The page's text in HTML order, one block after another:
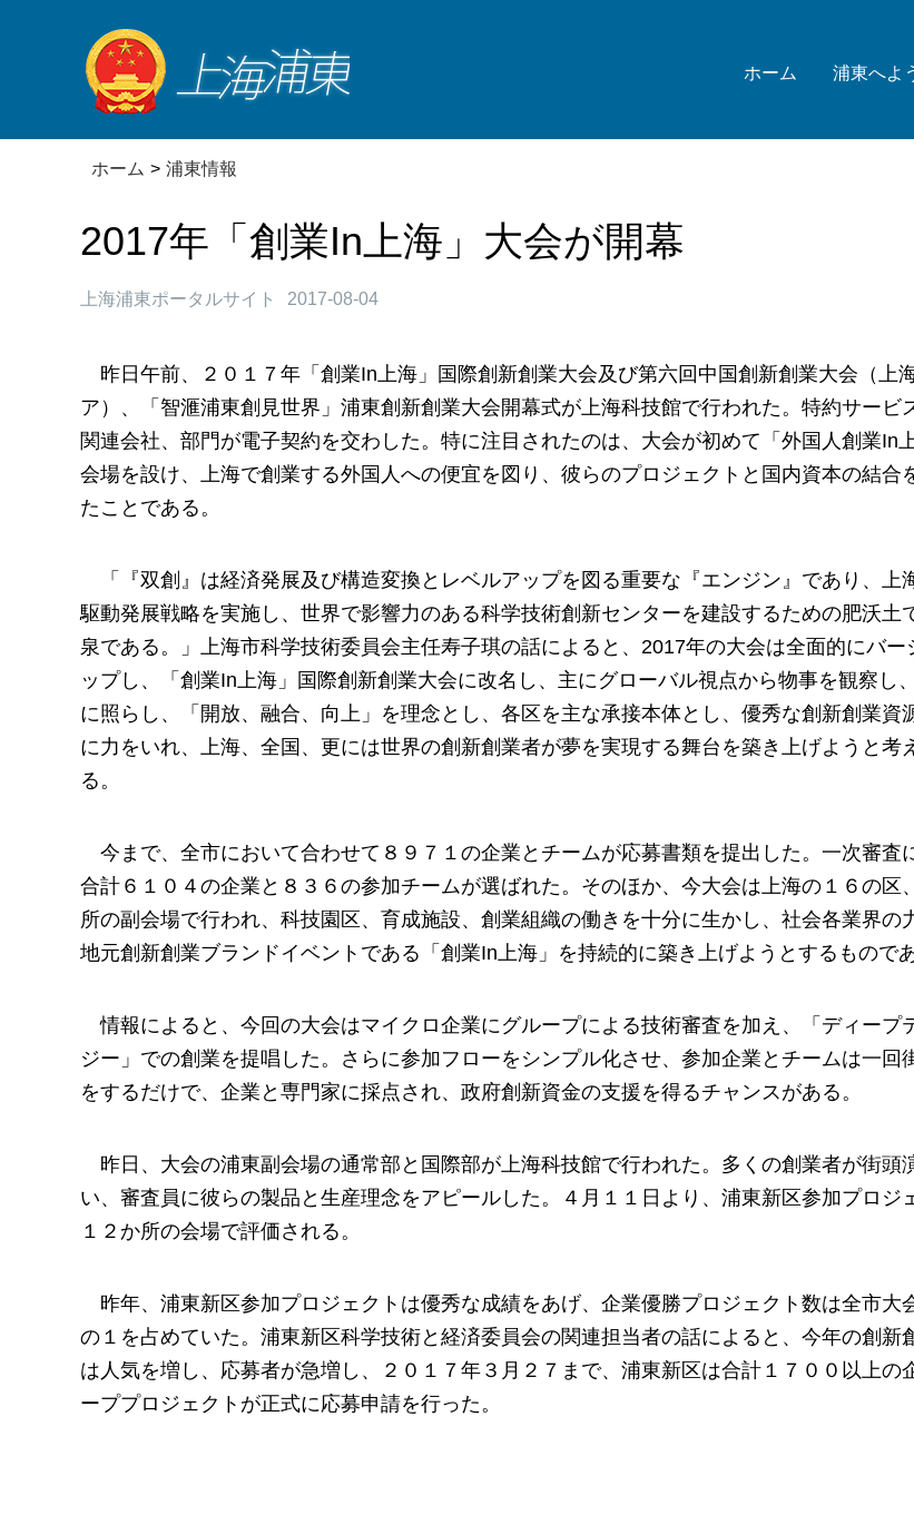
ホーム 浦東へよ
ホーム > 浦東情報
2017年「創業In上海」大会が開幕
上海浦東ポータルサイト 2017-08-04
昨日午前、２０１７年「創業In上海」国際創新創業大会及び第六回中国創新創業大会（上
ア）、「智滙浦東創見世界」浦東創新創業大会開幕式が上海科技館で行われた。特約サービ
関連会社、部門が電子契約を交わした。特に注目されたのは、大会が初めて「外国人創業In
会場を設け、上海で創業する外国人への便宜を図り、彼らのプロジェクトと国内資本の結合
たことである。
「『双創』は経済発展及び構造変換とレベルアップを図る重要な『エンジン』であり、上
駆動発展戦略を実施し、世界で影響力のある科学技術創新センターを建設するための肥沃土
泉である。」上海市科学技術委員会主任寿子琪の話によると、2017年の大会は全面的にバー
ップし、「創業In上海」国際創新創業大会に改名し、主にグローバル視点から物事を観察し
に照らし、「開放、融合、向上」を理念とし、各区を主な承接本体とし、優秀な創新創業資
に力をいれ、上海、全国、更には世界の創新創業者が夢を実現する舞台を築き上げようと考
る。
今まで、全市において合わせて８９７１の企業とチームが応募書類を提出した。一次審査
合計６１０４の企業と８３６の参加チームが選ばれた。そのほか、今大会は上海の１６の区
所の副会場で行われ、科技園区、育成施設、創業組織の働きを十分に生かし、社会各業界の
地元創新創業ブランドイベントである「創業In上海」を持続的に築き上げようとするものであ
情報によると、今回の大会はマイクロ企業にグループによる技術審査を加え、「ディープ
ジー」での創業を提唱した。さらに参加フローをシンプル化させ、参加企業とチームは一回
をするだけで、企業と専門家に採点され、政府創新資金の支援を得るチャンスがある。
昨日、大会の浦東副会場の通常部と国際部が上海科技館で行われた。多くの創業者が街頭
い、審査員に彼らの製品と生産理念をアピールした。４月１１日より、浦東新区参加プロジ
１２か所の会場で評価される。
昨年、浦東新区参加プロジェクトは優秀な成績をあげ、企業優勝プロジェクト数は全市大
の１を占めていた。浦東新区科学技術と経済委員会の関連担当者の話によると、今年の創新
は人気を増し、応募者が急増し、２０１７年３月２７まで、浦東新区は合計１７００以上の
ーププロジェクトが正式に応募申請を行った。